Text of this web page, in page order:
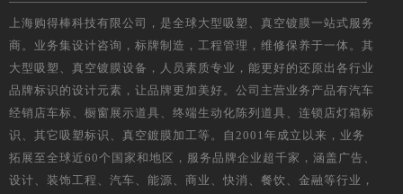
上海购得棒科技有限公司，是全球大型吸塑、真空镀膜一站式服务
商。业务集设计咨询，标牌制造，工程管理，维修保养于一体。其
大型吸塑、真空镀膜设备，人员素质专业，能更好的还原出各行业
品牌标识的设计元素，让品牌更加美好。公司主营业务产品有汽车
经销店车标、橱窗展示道具、终端生动化陈列道具、连锁店灯箱标
识、其它吸塑标识、真空鍍膜加工等。自2001年成立以来，业务
拓展至全球近60个国家和地区，服务品牌企业超千家，涵盖广告、
设计、装饰工程、汽车、能源、商业、快消、餐饮、金融等行业，